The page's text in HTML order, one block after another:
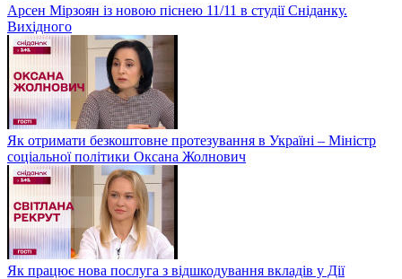
Арсен Мірзоян із новою піснею 11/11 в студії Сніданку.
Вихідного
Як отримати безкоштовне протезування в Україні – Міністр
соціальної політики Оксана Жолнович
Як працює нова послуга з відшкодування вкладів у Дії